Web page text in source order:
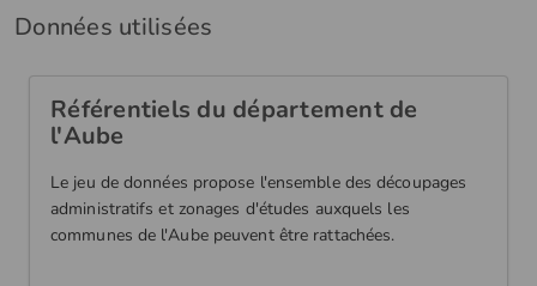
Données utilisées
Référentiels du département de
l'Aube
Le jeu de données propose l'ensemble des découpages
administratifs et zonages d'études auxquels les
communes de l'Aube peuvent être rattachées.